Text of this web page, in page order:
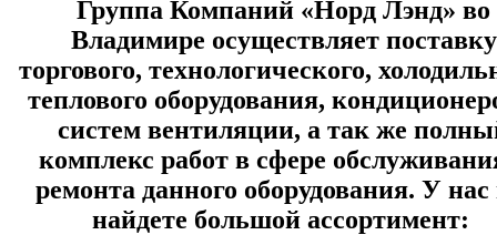
Группа Компаний «Норд Лэнд» во
Владимире осуществляет поставку
торгового, технологического,
теплового оборудования,
систем вентиляции, а так же
комплекс работ в сфере
ремонта данного оборудования. У
найдете большой ассортимент: